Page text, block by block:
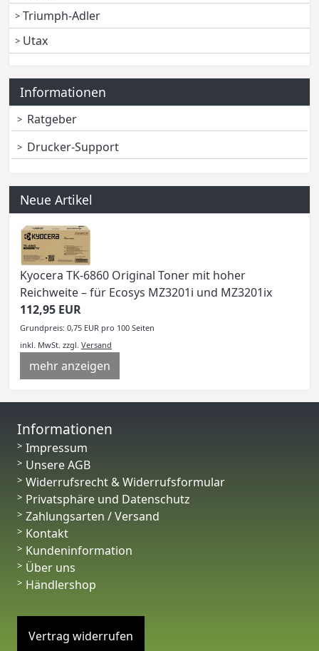
Triumph-Adler
Utax
Informationen
Ratgeber
Drucker-Support
Neue Artikel
Kyocera TK-6860 Original Toner mit hoher
Reichweite – für Ecosys MZ3201i und MZ3201ix
112,95 EUR
Grundpreis: 0,75 EUR pro 100 Seiten
inkl. MwSt. zzgl. Versand
mehr anzeigen
Informationen
Impressum
Unsere AGB
Widerrufsrecht & Widerrufsformular
Privatsphäre und Datenschutz
Zahlungsarten / Versand
Kontakt
Kundeninformation
Über uns
Händlershop
Vertrag widerrufen